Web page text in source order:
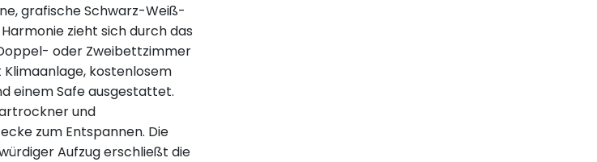
grafische Schwarz-Weiß-
zieht sich durch das
oder Zweibettzimmer
kostenlosem
einem Safe ausgestattet.
und
zum Entspannen. Die
Aufzug erschließt die